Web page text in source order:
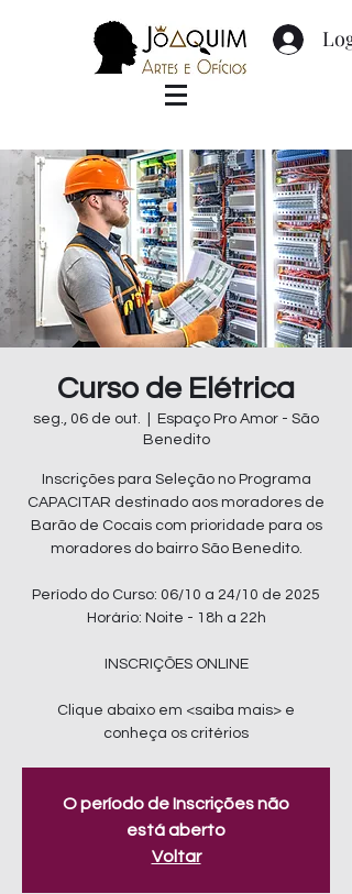
Curso de Elétrica
seg., 06 de out.
Espaço Pro Amor - São
Benedito
Inscrições para Seleção no Programa
CAPACITAR destinado aos moradores de
Barão de Cocais com prioridade para os
moradores do bairro São Benedito.
Período do Curso: 06/10 a 24/10 de 2025
Horário: Noite - 18h a 22h
INSCRIÇÕES ONLINE
Clique abaixo em <saiba mais> e
conheça os critérios
O período de Inscrições não
está aberto
Voltar